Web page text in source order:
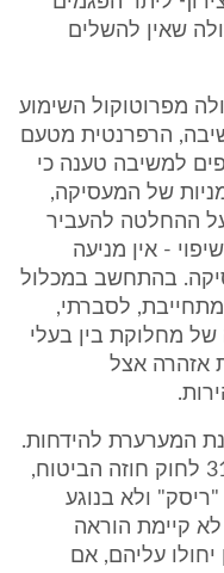
שאין להשלים
מפרוטוקול השימוע
הרפרנטית מטעם
למשיבה טענה כי
של המעסיקה,
ההחלטה להעביר
- אין מניעה
בהתחשב במכלול
לסברתי,
של מחלוקת בין בעלי
אזהרה אצל
המערערת להידחות.
צודקת המשיבה בטענה כי סעיף 31 לחוק חוזה הביטוח,
של "ריסק" ולא בנוגע
לא קיימת הוראה
יחולו עליהם, אם